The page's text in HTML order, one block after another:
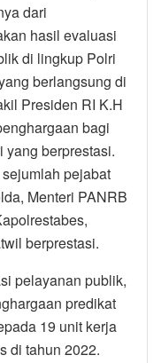
dari
hasil evaluasi
di lingkup Polri
berlangsung di
Presiden RI K.H
bagi
berprestasi.
pejabat
Menteri PANRB
berprestasi.
pelayanan publik,
predikat
19 unit kerja
di tahun 2022.